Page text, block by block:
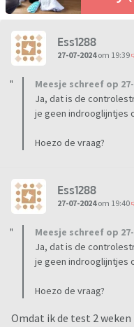
Ess1288
27-07-2024om 19:39
Meesje schreef op 27-
Ja, dat is de
je geen indrooglijntjes
Hoezo de vraag?
Ess1288
27-07-2024om 19:40
Meesje schreef op 27-
Ja, dat is de
je geen indrooglijntjes
Hoezo de vraag?
Omdat ik de test 2